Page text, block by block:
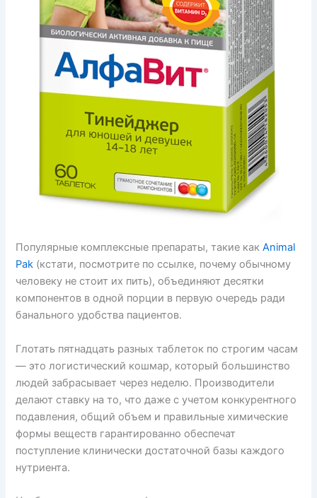
Популярные комплексные препараты, такие какAnimal
Pak (кстати, посмотрите по ссылке, почему обычному
человеку не стоит их пить), объединяют десятки
компонентов в одной порции в первую очередь ради
банального удобства пациентов.
Глотать пятнадцать разных таблеток по строгим часам
— это логистический кошмар, который большинство
людей забрасывает через неделю. Производители
делают ставку на то, что даже с учетом конкурентного
подавления, общий объем и правильные химические
формы веществ гарантированно обеспечат
поступление клинически достаточной базы каждого
нутриента.